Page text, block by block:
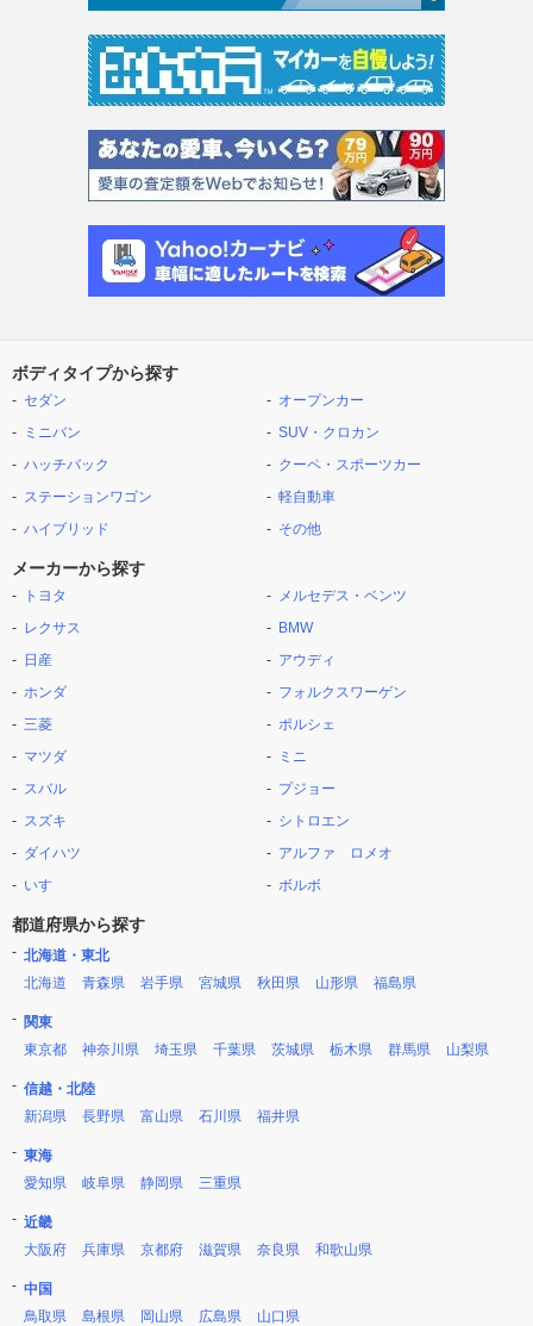
ボディタイプから探す
セダン
ミニバン
ハッチバック
ステーションワゴン
ハイブリッド
オープンカー
SUV・クロカン
クーペ・スポーツカー
軽自動車
その他
メーカーから探す
トヨタ
レクサス
日産
ホンダ
三菱
マツダ
スバル
スズキ
ダイハツ
いすゞ
メルセデス・ベンツ
BMW
アウディ
フォルクスワーゲン
ポルシェ
ミニ
プジョー
シトロエン
アルファ ロメオ
ボルボ
都道府県から探す
北海道・東北
北海道
青森県 岩手県 宮城県 秋田県 山形県 福島県
関東
東京都
神奈川県 埼玉県 千葉県 茨城県 栃木県 群馬県 山梨県
信越・北陸
新潟県
長野県 富山県 石川県 福井県
東海
愛知県
岐阜県 静岡県 三重県
近畿
大阪府
兵庫県 京都府 滋賀県 奈良県 和歌山県
中国
鳥取県
島根県 岡山県 広島県 山口県